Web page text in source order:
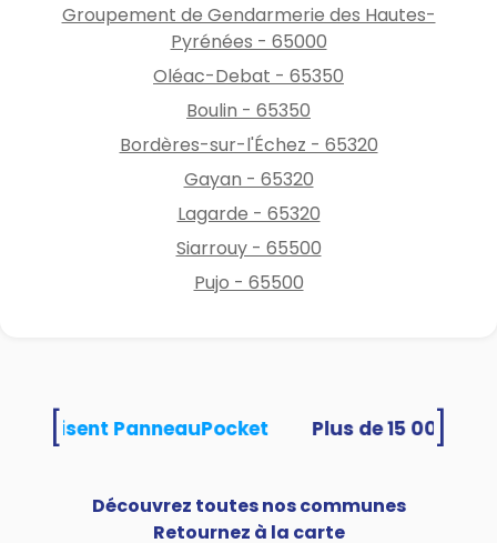
Groupement de Gendarmerie des Hautes-
Pyrénées - 65000
Oléac-Debat - 65350
Boulin - 65350
Bordères-sur-l'Échez - 65320
Gayan - 65320
Lagarde - 65320
Siarrouy - 65500
Pujo - 65500
utilisent PanneauPocket
Découvrez toutes nos communes
Retournez à la carte